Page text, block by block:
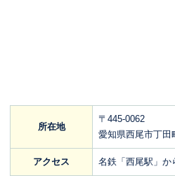
所在地
〒445-0062
愛知県西尾市丁田
アクセス 名鉄「西尾駅」か